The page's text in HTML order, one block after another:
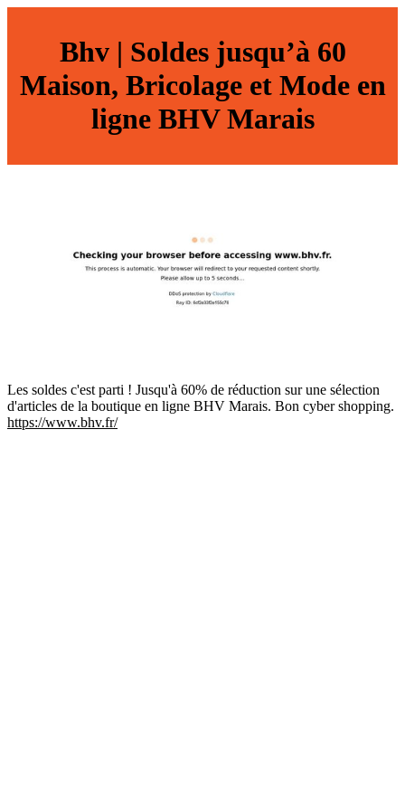
Bhv | Soldes jusqu’à 60
Maison, Bricolage et Mode en
ligne BHV Marais
Les soldes c'est parti ! Jusqu'à 60% de réduction sur une sélection
d'articles de la boutique en ligne BHV Marais. Bon cyber shopping.
https://www.bhv.fr/